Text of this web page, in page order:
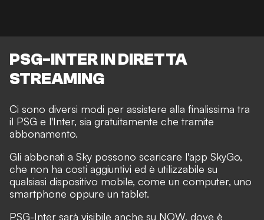
PSG-INTER IN DIRETTA
STREAMING
Ci sono diversi modi per assistere alla finalissima tra
il PSG e l'Inter, sia gratuitamente che tramite
abbonamento.
Gli abbonati a Sky possono scaricare l'app SkyGo,
che non ha costi aggiuntivi ed è utilizzabile su
qualsiasi dispositivo mobile, come un computer, uno
smartphone oppure un tablet.
PSG-Inter sarà visibile anche su NOW, dove è